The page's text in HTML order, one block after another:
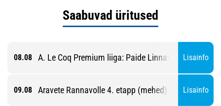
Saabuvad üritused
08.08 A. Le Coq Premium liiga: Paide Linnameeskond -
Lisainfo
09.08 Aravete Rannavolle 4. etapp (mehed) Lisainfo